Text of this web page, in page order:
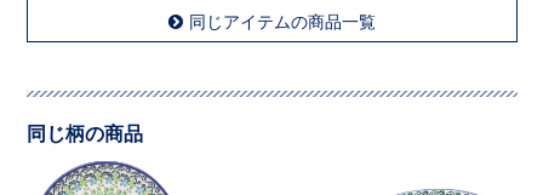
同じアイテムの商品一覧
同じ柄の商品